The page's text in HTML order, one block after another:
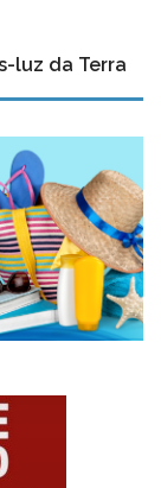
luz da Terra